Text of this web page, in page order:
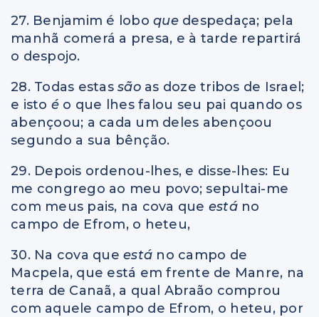
27. Benjamim é lobo que despedaça; pela
manhã comerá a presa, e à tarde repartirá
o despojo.
28. Todas estas são as doze tribos de Israel;
e isto é o que lhes falou seu pai quando os
abençoou; a cada um deles abençoou
segundo a sua bênção.
29. Depois ordenou-lhes, e disse-lhes: Eu
me congrego ao meu povo; sepultai-me
com meus pais, na cova que está no
campo de Efrom, o heteu,
30. Na cova que está no campo de
Macpela, que está em frente de Manre, na
terra de Canaã, a qual Abraão comprou
com aquele campo de Efrom, o heteu, por